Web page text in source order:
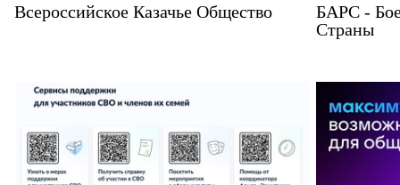
Всероссийское Казачье Общество
БАРС -
Страны